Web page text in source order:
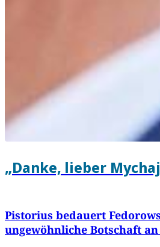
„Danke, lieber
Pistorius bedauert
ungewöhnliche Botschaft